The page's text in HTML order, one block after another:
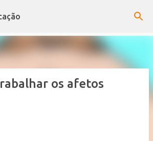
para o conteúdo principal
os afetos